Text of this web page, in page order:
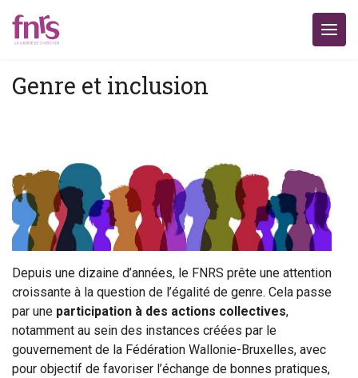
Genre et inclusion
Depuis une dizaine d’années, le FNRS prête une attention
croissante à la question de l’égalité de genre. Cela passe
par une participation à des actions collectives,
notamment au sein des instances créées par le
gouvernement de la Fédération Wallonie-Bruxelles, avec
pour objectif de favoriser l’échange de bonnes pratiques,